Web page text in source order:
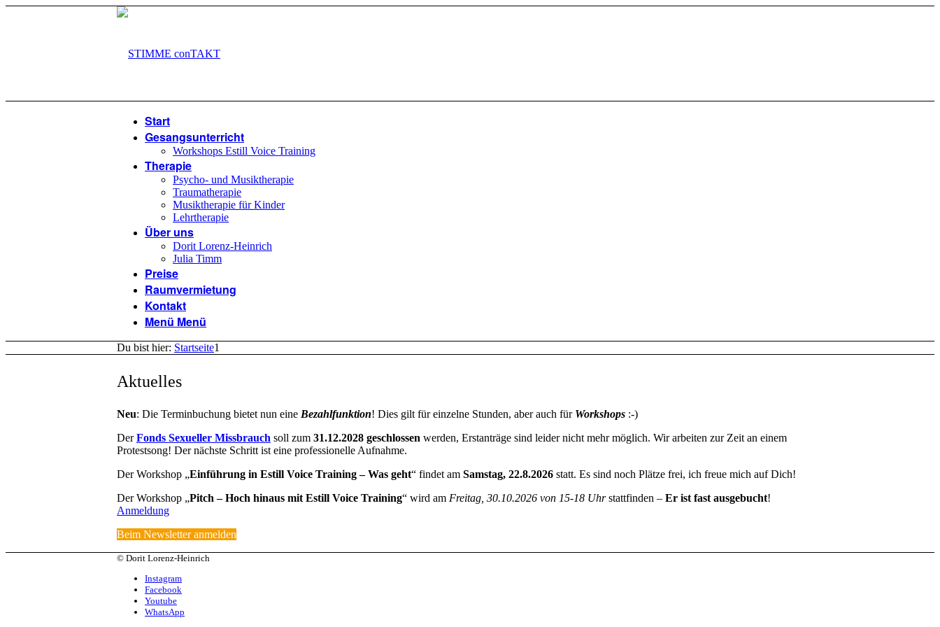
Start
Gesangsunterricht
Workshops Estill Voice Training
Therapie
Psycho- und Musiktherapie
Traumatherapie
Musiktherapie für Kinder
Lehrtherapie
Über uns
Dorit Lorenz-Heinrich
Julia Timm
Preise
Raumvermietung
Kontakt
Menü Menü
Du bist hier: Startseite1
Aktuelles
Neu: Die Terminbuchung bietet nun eine Bezahlfunktion! Dies gilt für einzelne Stunden, aber auch für Workshops :-)
Der Fonds Sexueller Missbrauch soll zum 31.12.2028 geschlossen werden, Erstanträge sind leider nicht mehr möglich. Wir arbeiten zur Zeit an einem
Protestsong! Der nächste Schritt ist eine professionelle Aufnahme.
Der Workshop „Einführung in Estill Voice Training – Was geht“ findet am Samstag, 22.8.2026 statt. Es sind noch Plätze frei, ich freue mich auf Dich!
Der Workshop „Pitch – Hoch hinaus mit Estill Voice Training“ wird am Freitag, 30.10.2026 von 15-18 Uhrstattfinden – Er ist fast ausgebucht!
Anmeldung
Beim Newsletter anmelden
© Dorit Lorenz-Heinrich
Instagram
Facebook
Youtube
WhatsApp